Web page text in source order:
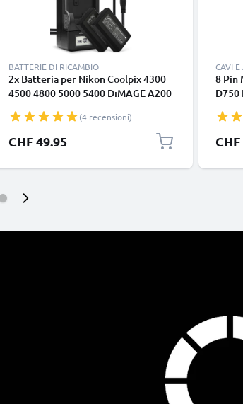
BATTERIE DI RICAMBIO
2x Batteria per Nikon Coolpix 4300
4500 4800 5000 5400 DiMAGE A200
Caricabatteria MH-53 BC-900 di
Ricambio sostituzione scorta
(4 recensioni)
CHF 49.95
CAVI
8 Pin
D750